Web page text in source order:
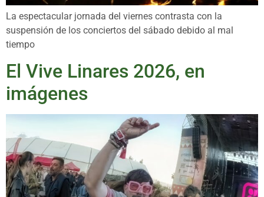
La espectacular jornada del viernes contrasta con la
suspensión de los conciertos del sábado debido al mal
tiempo
El Vive Linares 2026, en
imágenes